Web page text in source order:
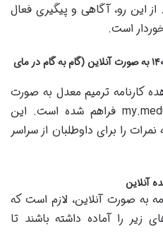
از این رو، آگاهی و پیگیری فعال
است.
نحوه مشاهده کارنامه ترمیم معدل ۱۴۰۴ به صورت آنلاین (گام به گام در مای
کارنامه ترمیم معدل به صورت
آنلاین و از طریق سامانه my.medu.ir فراهم شده است. این
را برای داوطلبان از سراسر
آنلاین
به صورت آنلاین، لازم است که
زیر را آماده داشته باشند تا